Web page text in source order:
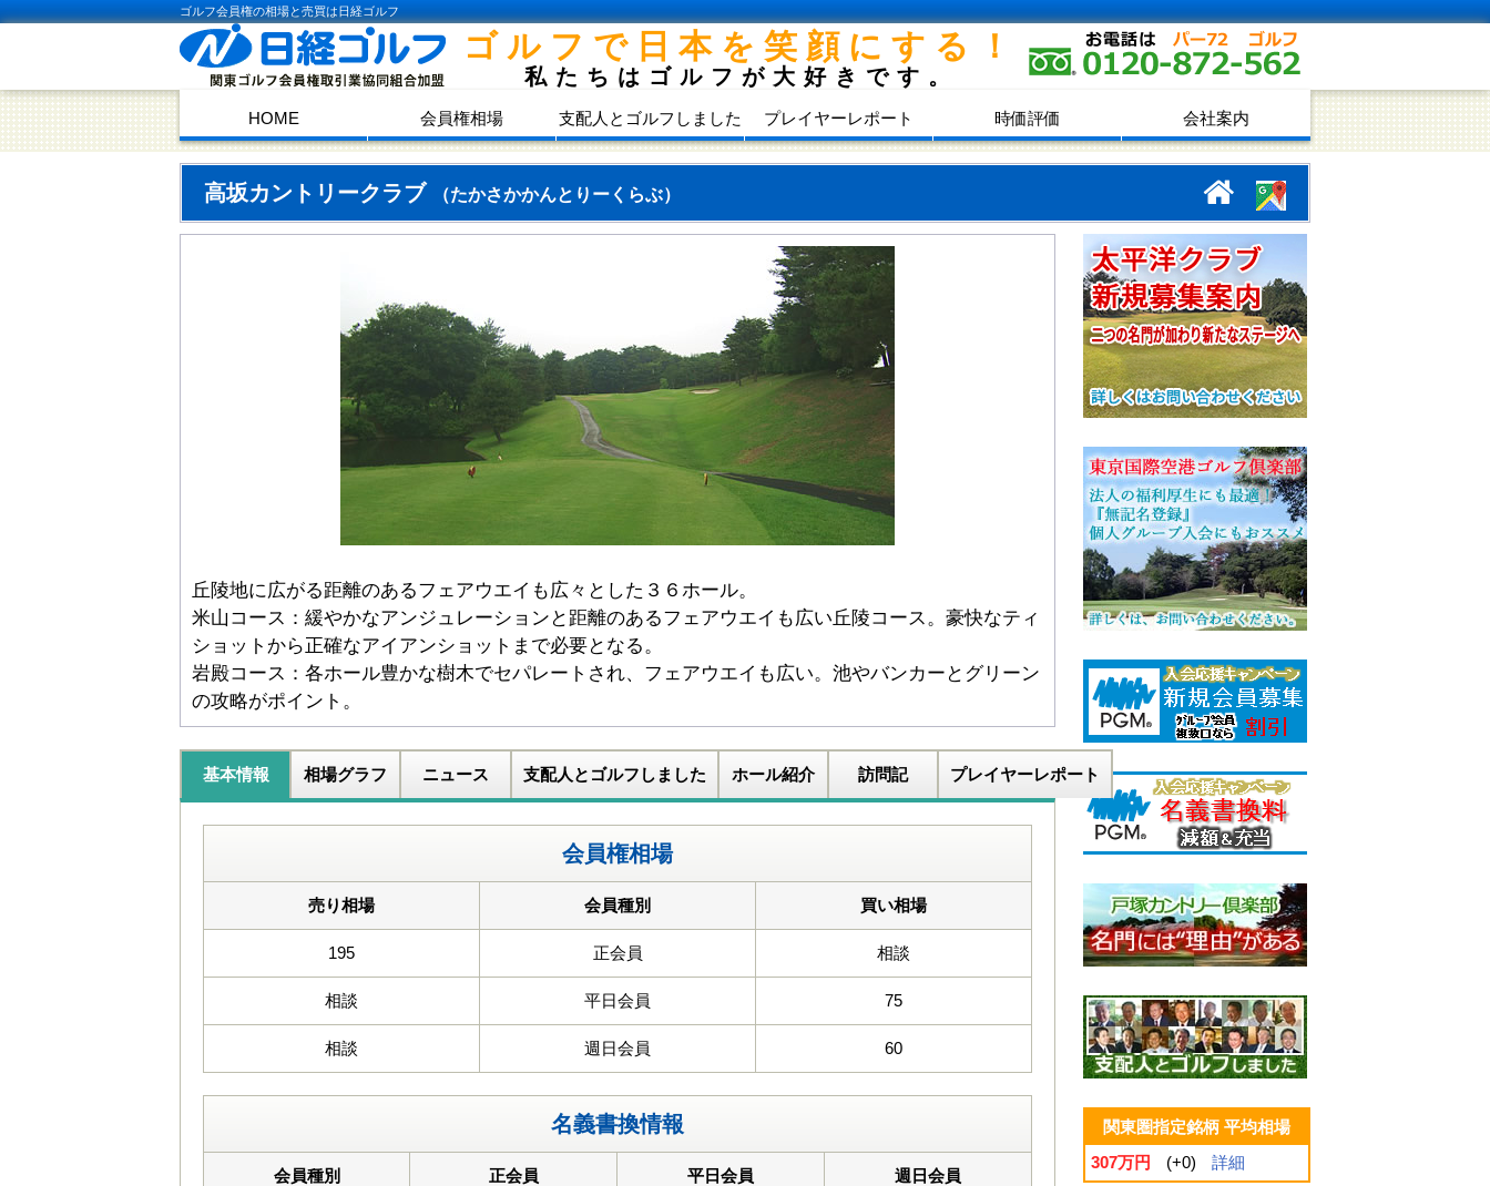
ゴルフ会員権の相場と売買は日経ゴルフ
ゴルフで日本を笑顔にする！
私たちはゴルフが大好きです。
HOME 会員権相場 支配人とゴルフしました プレイヤーレポート 時価評価 会社案内
高坂カントリークラブ （たかさかかんとりーくらぶ）
丘陵地に広がる距離のあるフェアウエイも広々とした３６ホール。
米山コース：緩やかなアンジュレーションと距離のあるフェアウエイも広い丘陵コース。豪快なティ
ショットから正確なアイアンショットまで必要となる。
岩殿コース：各ホール豊かな樹木でセパレートされ、フェアウエイも広い。池やバンカーとグリーン
の攻略がポイント。
基本情報 相場グラフ ニュース 支配人とゴルフしました ホール紹介 訪問記 プレイヤーレポート
会員権相場
売り相場 会員種別 買い相場
195 正会員 相談
相談 平日会員 75
相談 週日会員 60
名義書換情報
会員種別 正会員 平日会員 週日会員
関東圏指定銘柄 平均相場
307万円
(+0) 詳細